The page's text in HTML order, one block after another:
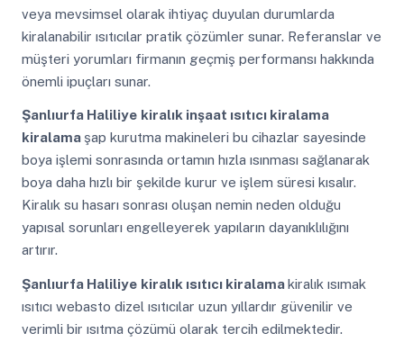
veya mevsimsel olarak ihtiyaç duyulan durumlarda
kiralanabilir ısıtıcılar pratik çözümler sunar. Referanslar ve
müşteri yorumları firmanın geçmiş performansı hakkında
önemli ipuçları sunar.
Şanlıurfa Haliliye kiralık inşaat ısıtıcı kiralama
kiralama şap kurutma makineleri bu cihazlar sayesinde
boya işlemi sonrasında ortamın hızla ısınması sağlanarak
boya daha hızlı bir şekilde kurur ve işlem süresi kısalır.
Kiralık su hasarı sonrası oluşan nemin neden olduğu
yapısal sorunları engelleyerek yapıların dayanıklılığını
artırır.
Şanlıurfa Haliliye kiralık ısıtıcı kiralamakiralık ısımak
ısıtıcı webasto dizel ısıtıcılar uzun yıllardır güvenilir ve
verimli bir ısıtma çözümü olarak tercih edilmektedir.